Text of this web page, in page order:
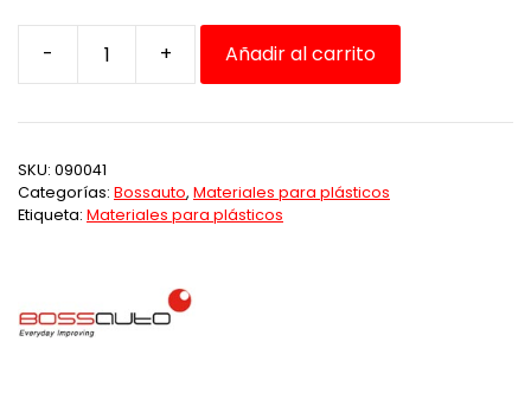
-
Grapa
nº1
ø0,6mm
(bolsa
+ Añadir al carrito
SKU: 090041
Categorías: Bossauto, Materiales para plásticos
Etiqueta: Materiales para plásticos